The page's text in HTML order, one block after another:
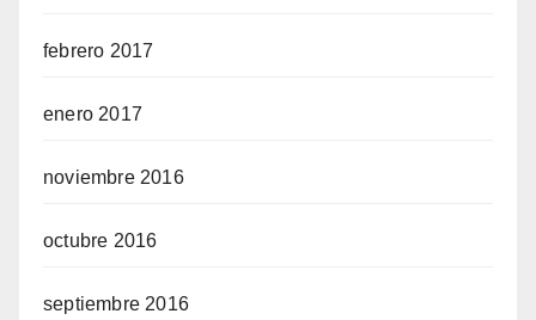
febrero 2017
enero 2017
noviembre 2016
octubre 2016
septiembre 2016